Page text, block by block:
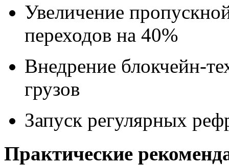
Увеличение
переходов на 40%
Внедрение блокчейн-
грузов
Запуск регулярных
Практические